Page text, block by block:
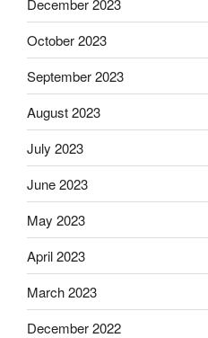
December 2023
October 2023
September 2023
August 2023
July 2023
June 2023
May 2023
April 2023
March 2023
December 2022